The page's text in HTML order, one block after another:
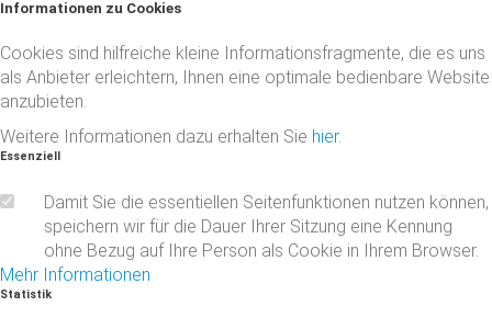
Informationen zu Cookies
Cookies sind hilfreiche kleine Informationsfragmente, die es uns
als Anbieter erleichtern, Ihnen eine optimale bedienbare Website
anzubieten.
Weitere Informationen dazu erhalten Sie hier.
Essenziell
Damit Sie die essentiellen Seitenfunktionen nutzen können,
speichern wir für die Dauer Ihrer Sitzung eine Kennung
ohne Bezug auf Ihre Person als Cookie in Ihrem Browser.
Mehr Informationen
Statistik